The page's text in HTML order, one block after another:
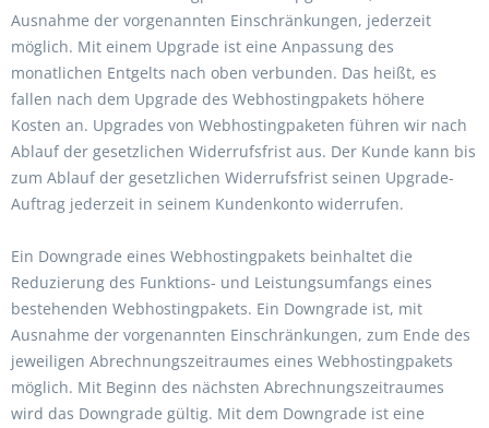
Ausnahme der vorgenannten Einschränkungen, jederzeit
möglich. Mit einem Upgrade ist eine Anpassung des
monatlichen Entgelts nach oben verbunden. Das heißt, es
fallen nach dem Upgrade des Webhostingpakets höhere
Kosten an. Upgrades von Webhostingpaketen führen wir nach
Ablauf der gesetzlichen Widerrufsfrist aus. Der Kunde kann bis
zum Ablauf der gesetzlichen Widerrufsfrist seinen Upgrade-
Auftrag jederzeit in seinem Kundenkonto widerrufen.
Ein Downgrade eines Webhostingpakets beinhaltet die
Reduzierung des Funktions- und Leistungsumfangs eines
bestehenden Webhostingpakets. Ein Downgrade ist, mit
Ausnahme der vorgenannten Einschränkungen, zum Ende des
jeweiligen Abrechnungszeitraumes eines Webhostingpakets
möglich. Mit Beginn des nächsten Abrechnungszeitraumes
wird das Downgrade gültig. Mit dem Downgrade ist eine